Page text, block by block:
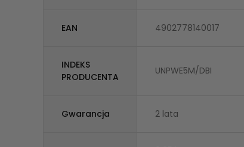
EAN 4902778140017
INDEKS
PRODUCENTA
UNPWE5M/DBI
Gwarancja 2 lata